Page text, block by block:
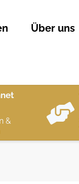
Über uns
&